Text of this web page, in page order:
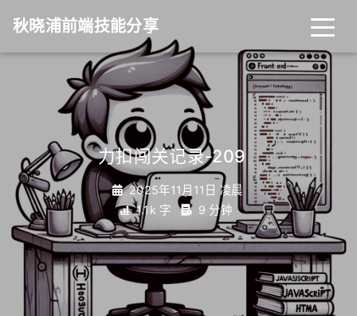
秋晓浦前端技能分享
力扣闯关记录-209 _
2025年11月11日 凌晨
1.1k 字
9 分钟